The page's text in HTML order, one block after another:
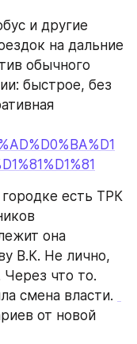
и другие
на дальние
обычного
быстрое, без
есть ТРК
она
В.К. Не лично,
Через что то.
от новой